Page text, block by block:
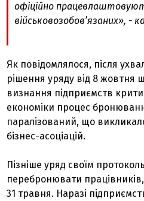
офіційно
військовозобов’язаних», -
Як повідомлялося, після
рішення уряду від 8 жовтня
визнання підприємств
економіки процес
паралізований, що
бізнес-асоціацій.
Пізніше уряд своїм
перебронювати
31 травня. Наразі